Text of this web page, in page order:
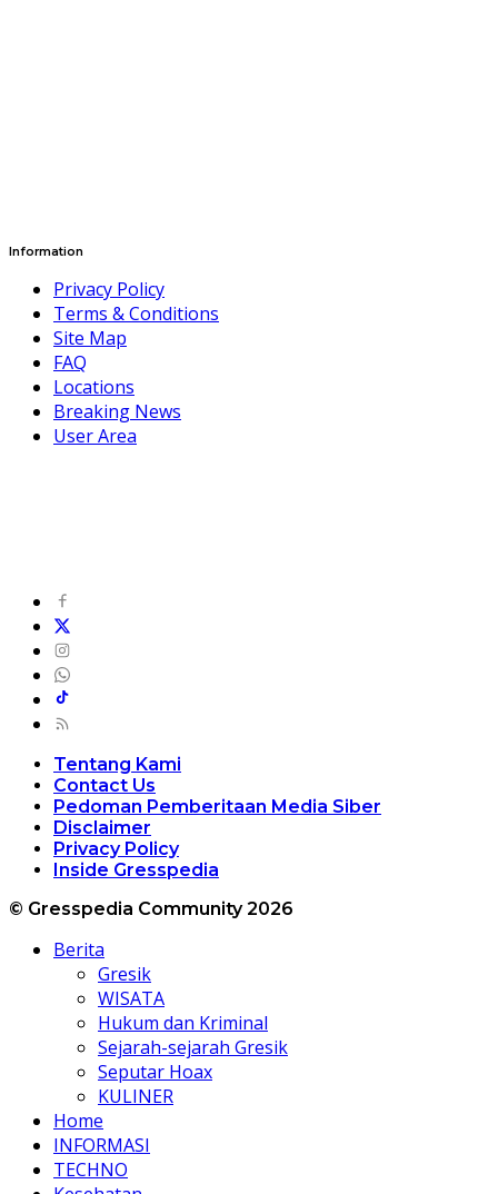
Information
Privacy Policy
Terms & Conditions
Site Map
FAQ
Locations
Breaking News
User Area
Tentang Kami
Contact Us
Pedoman Pemberitaan Media Siber
Disclaimer
Privacy Policy
Inside Gresspedia
© Gresspedia Community 2026
Berita
Gresik
WISATA
Hukum dan Kriminal
Sejarah-sejarah Gresik
Seputar Hoax
KULINER
Home
INFORMASI
TECHNO